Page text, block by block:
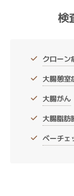
検
クローン
大腸憩室
大腸がん
大腸脂肪
ベーチェ